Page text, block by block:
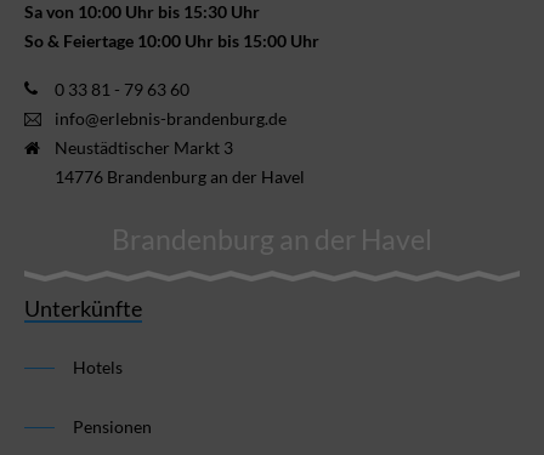
Sa von 10:00 Uhr bis 15:30 Uhr
So & Feiertage 10:00 Uhr bis 15:00 Uhr
0 33 81 - 79 63 60
info@erlebnis-brandenburg.de
Neustädtischer Markt 3
14776 Brandenburg an der Havel
Brandenburg an der Havel
Unterkünfte
Hotels
Pensionen